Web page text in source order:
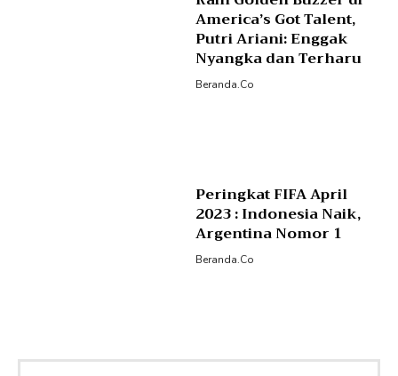
America’s Got Talent,
Putri Ariani: Enggak
Nyangka dan Terharu
Beranda.co
Peringkat FIFA April
2023 : Indonesia Naik,
Argentina Nomor 1
Beranda.co